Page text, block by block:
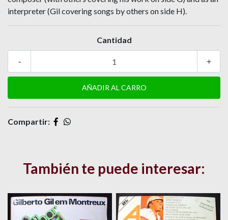
interpreter (Gil covering songs by others on side H).
Cantidad
+
-
Compartir:
También te puede interesar: